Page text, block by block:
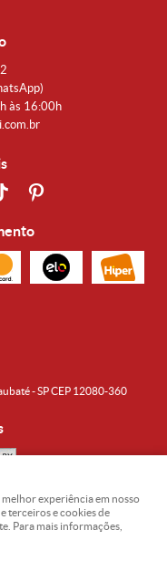
às 16:00h
- SP CEP 12080-360
CNPJ: 15.427.609/0001-19
experiência em nosso
terceiros e cookies de
Para mais informações,